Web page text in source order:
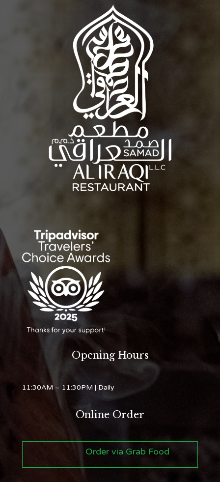
Opening Hours
11:30AM – 11:30PM | Daily
Online Order
Order via Grab Food